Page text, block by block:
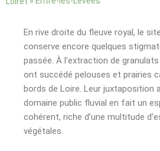
En rive droite du fleuve royal, le
conserve encore quelques
passée. À l’extraction de
ont succédé pelouses et prairies
bords de Loire. Leur juxtaposition
domaine public fluvial en fait un
cohérent, riche d’une multitude
végétales.